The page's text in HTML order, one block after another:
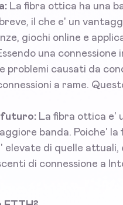
La fibra ottica ha una
il che e' un
giochi online e
una
problemi causati da
a rame.
futuro: La fibra ottica e'
banda. Poiche'
elevate di quelle attuali,
di connessione a